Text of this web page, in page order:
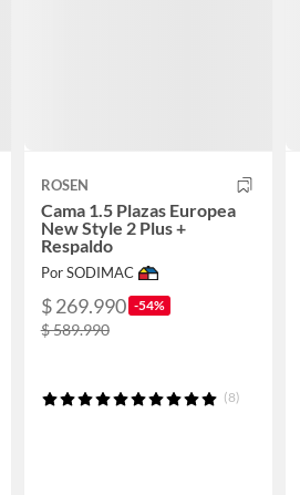
ROSEN
Cama 1.5 Plazas Europea
New Style 2 Plus +
Respaldo
Por SODIMAC
$ 269.990 -54%
$ 589.990
(8)